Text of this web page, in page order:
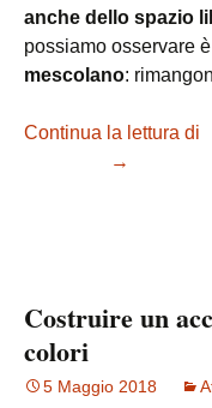
anche dello spazio
possiamo osservare
mescolano:
Continua la lettura di
→
Costruire un
colori
5 Maggio 2018